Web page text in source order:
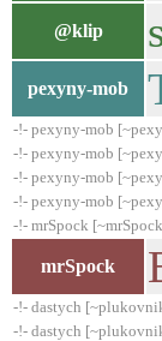
@klip
pexyny-mob
-!- pexyny-mob
-!- pexyny-mob
-!- pexyny-mob
-!- pexyny-mob
-!- mrSpock
mrSpock
-!- dastych
-!- dastych